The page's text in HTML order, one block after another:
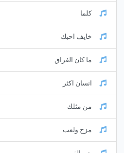
كلما
خايف احبك
ما كان الفراق
انسان اكثر
من مثلك
مزح ولعب